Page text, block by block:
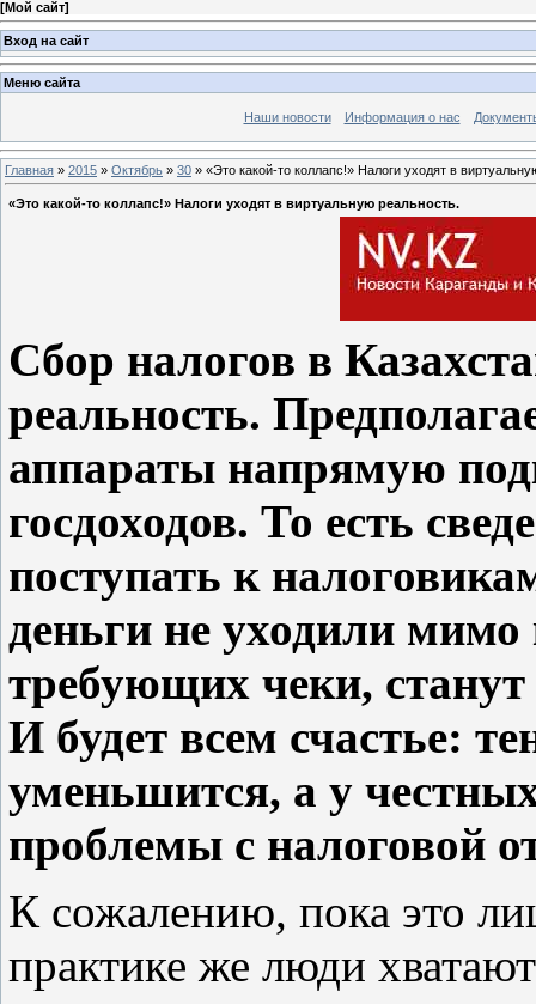
[Мой сайт]
Вход на сайт
Меню сайта
Наши новости Информация о нас
Главная » 2015 » Октябрь » 30 » «Это какой-то коллапс!» Налоги уходят в
«Это какой-то коллапс!» Налоги уходят в виртуальную реальность.
Сбор налогов в
реальность.
аппараты напрямую
госдоходов. То есть
поступать к
деньги не уходили мимо
требующих чеки,
И будет всем счастье:
уменьшится, а у
проблемы с налоговой
К сожалению, пока это
практике же люди